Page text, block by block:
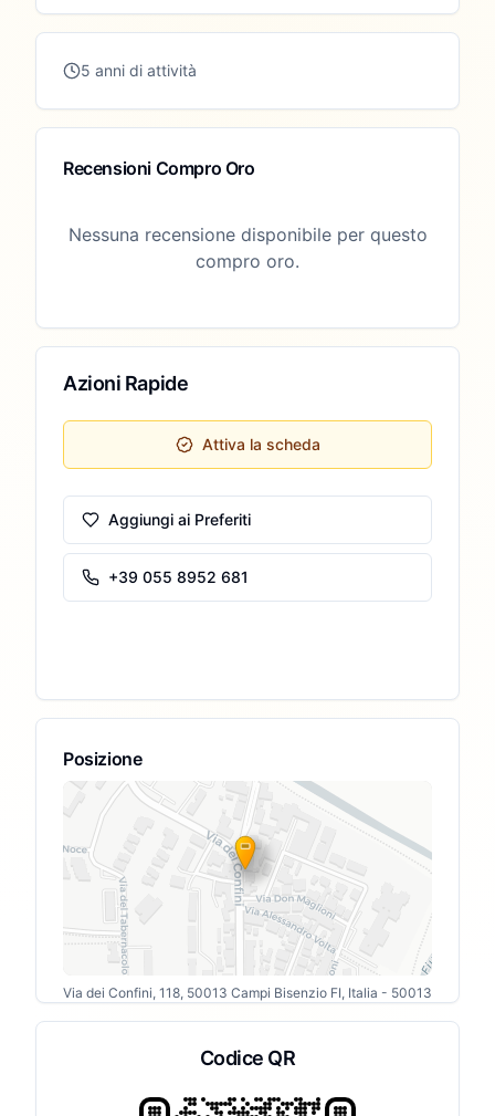
5 anni di attività
Recensioni Compro Oro
Nessuna recensione disponibile per questo
compro oro.
Azioni Rapide
Attiva la scheda
Aggiungi ai Preferiti
+39 055 8952 681
Posizione
Via dei Confini, 118, 50013 Campi Bisenzio FI, Italia - 50013
Codice QR